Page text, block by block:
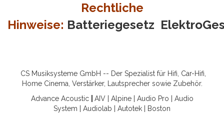
Rechtliche
Hinweise: Batteriegesetz
CS Musiksysteme GmbH -- Der Spezialist für Hifi, Car-Hifi,
Home Cinema, Verstärker, Lautsprecher sowie Zubehör.
Advance Acoustic
AIV| Alpine| Audio Pro
Audio
System
Audiolab Autotek
Boston